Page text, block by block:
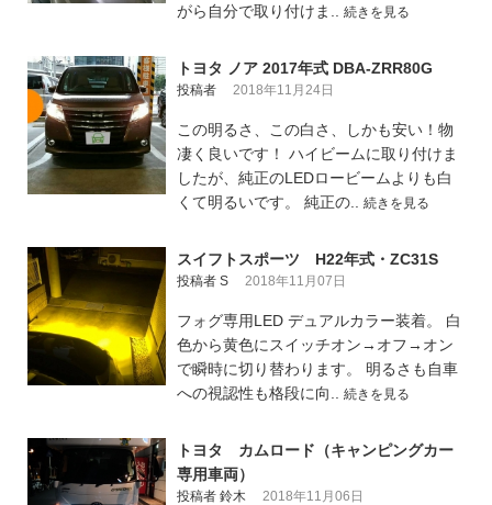
がら自分で取り付けま.. 続きを見る
トヨタ ノア 2017年式 DBA-ZRR80G
投稿者 2018年11月24日
この明るさ、この白さ、しかも安い！物
凄く良いです！ ハイビームに取り付けま
したが、純正のLEDロービームよりも白
くて明るいです。 純正の.. 続きを見る
スイフトスポーツ H22年式・ZC31S
投稿者 S 2018年11月07日
フォグ専用LED デュアルカラー装着。 白
色から黄色にスイッチオン→オフ→オン
で瞬時に切り替わります。 明るさも自車
への視認性も格段に向.. 続きを見る
トヨタ カムロード（キャンピングカー
専用車両）
投稿者 鈴木 2018年11月06日